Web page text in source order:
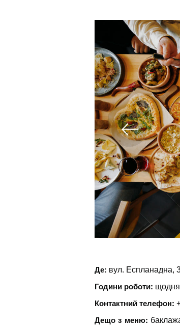
Де: вул. Еспланадна,
Години роботи: щодня
Контактний телефон:
Дещо з меню: